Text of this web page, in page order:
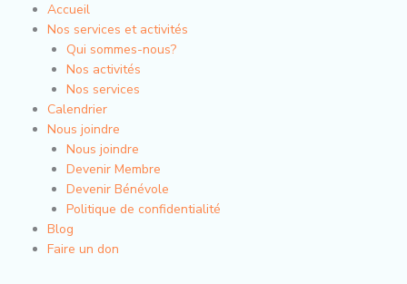
Accueil
Nos services et activités
Qui sommes-nous?
Nos activités
Nos services
Calendrier
Nous joindre
Nous joindre
Devenir Membre
Devenir Bénévole
Politique de confidentialité
Blog
Faire un don